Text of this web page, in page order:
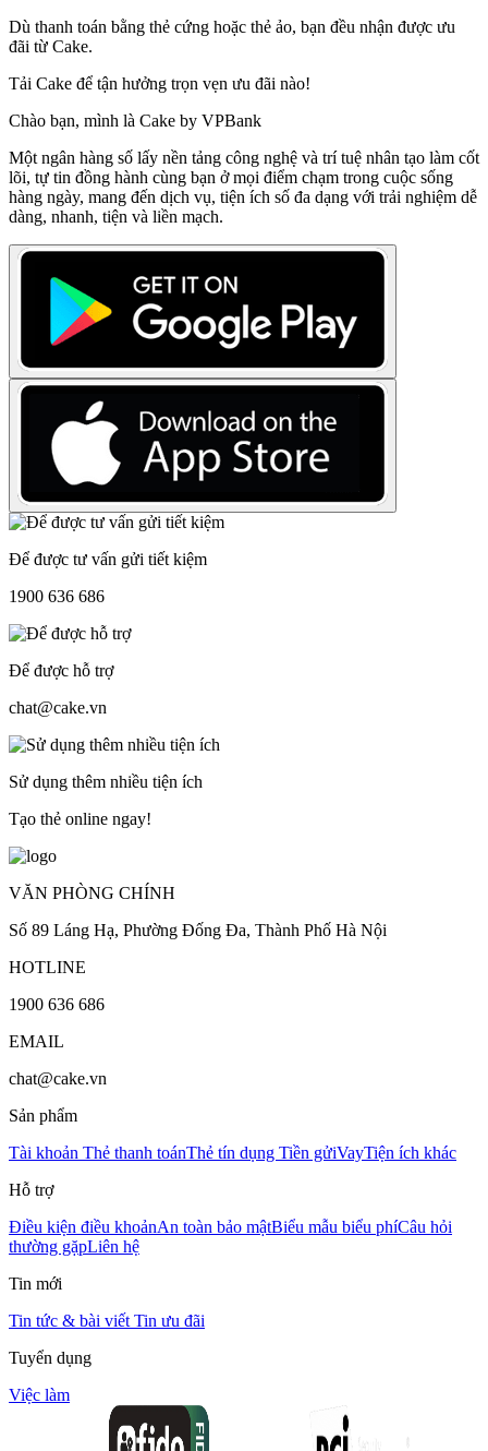
Dù thanh toán bằng thẻ cứng hoặc thẻ ảo, bạn đều nhận được ưu
đãi từ Cake.
Tải Cake để tận hưởng trọn vẹn ưu đãi nào!
Chào bạn, mình là Cake by VPBank
Một ngân hàng số lấy nền tảng công nghệ và trí tuệ nhân tạo làm cốt
lõi, tự tin đồng hành cùng bạn ở mọi điểm chạm trong cuộc sống
hàng ngày, mang đến dịch vụ, tiện ích số đa dạng với trải nghiệm dễ
dàng, nhanh, tiện và liền mạch.
Để được tư vấn gửi tiết kiệm
1900 636 686
Để được hỗ trợ
chat@cake.vn
Sử dụng thêm nhiều tiện ích
Tạo thẻ online ngay!
VĂN PHÒNG CHÍNH
Số 89 Láng Hạ, Phường Đống Đa, Thành Phố Hà Nội
HOTLINE
1900 636 686
EMAIL
chat@cake.vn
Sản phẩm
Tài khoản Thẻ thanh toánThẻ tín dụng Tiền gửiVayTiện ích khác
Hỗ trợ
Điều kiện điều khoảnAn toàn bảo mậtBiểu mẫu biểu phíCâu hỏi
thường gặpLiên hệ
Tin mới
Tin tức & bài viết Tin ưu đãi
Tuyển dụng
Việc làm